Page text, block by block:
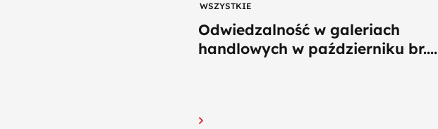
WSZYSTKIE
Odwiedzalność w galeriach
handlowych w październiku br....